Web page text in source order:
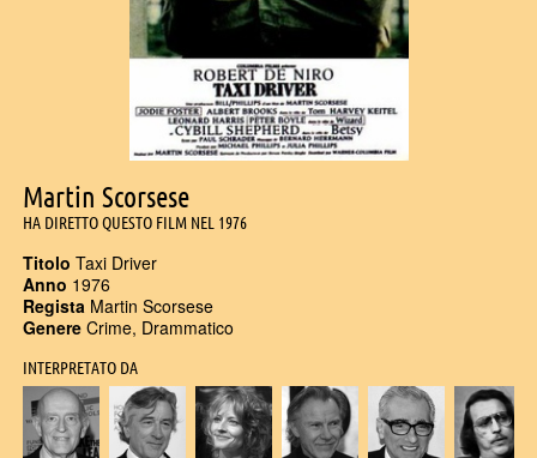
Martin Scorsese
HA DIRETTO QUESTO FILM NEL 1976
Titolo Taxi Driver
Anno 1976
Regista Martin Scorsese
Genere Crime, Drammatico
INTERPRETATO DA